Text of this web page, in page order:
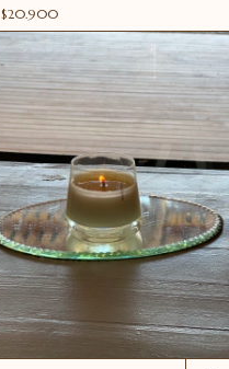
$20.900